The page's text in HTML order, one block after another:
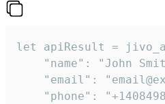
let apiResult =
"name": "John
"email":
"phone":